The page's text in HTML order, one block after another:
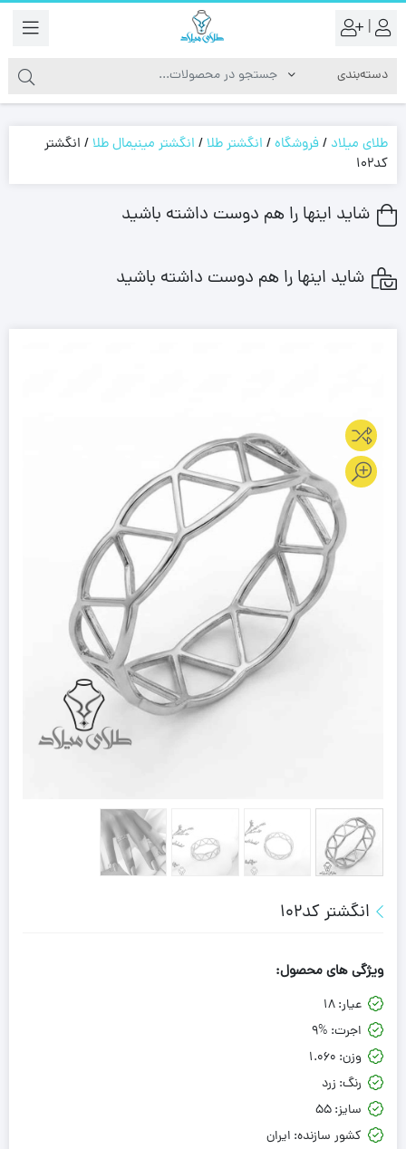
|
طلای میلاد /فروشگاه/ انگشتر طلا/ انگشتر مینیمال طلا/ انگشتر
کد102
شاید اینها را هم دوست داشته باشید
شاید اینها را هم دوست داشته باشید
انگشتر کد102
ویژگی های محصول:
عیار:18
اجرت: 9%
وزن: 1.060
رنگ: زرد
سایز:55
کشور سازنده: ایران